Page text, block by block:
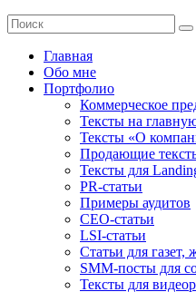
Главная
Обо мне
Портфолио
Коммерческое
Тексты на
Тексты «О
Продающие
Тексты для
PR-статьи
Примеры аудитов
СЕО-статьи
LSI-статьи
Статьи для газет,
SMM-посты для
Тексты для